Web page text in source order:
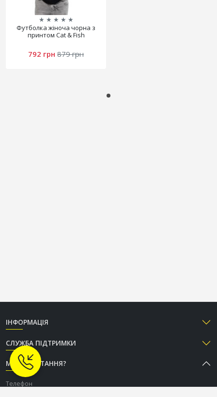
★ ★ ★ ★ ★
Футболка жіноча чорна з
принтом Cat & Fish
792 грн 879 грн
ІНФОРМАЦІЯ
СЛУЖБА ПІДТРИМКИ
МАЄТЕ ПИТАННЯ?
Телефон